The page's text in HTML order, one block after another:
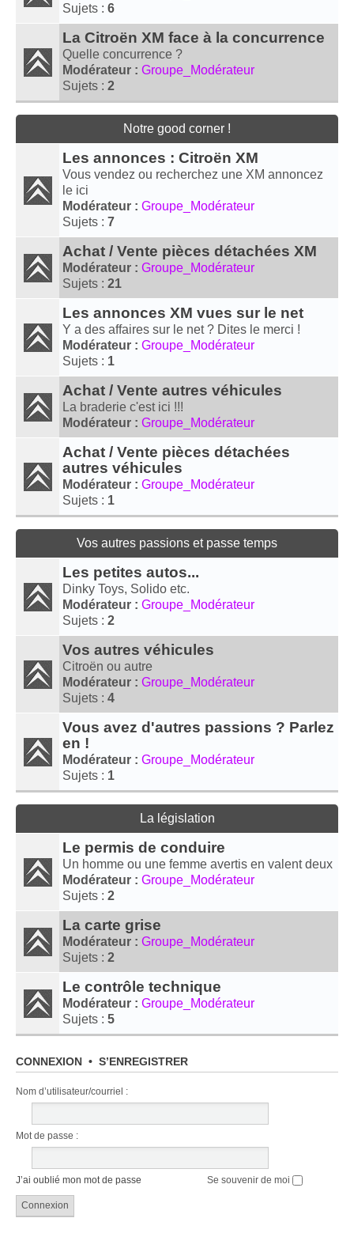
Sujets : 6
La Citroën XM face à la concurrence
Quelle concurrence ?
Modérateur : Groupe_Modérateur
Sujets : 2
Notre good corner !
Les annonces : Citroën XM
Vous vendez ou recherchez une XM annoncez
le ici
Modérateur : Groupe_Modérateur
Sujets : 7
Achat / Vente pièces détachées XM
Modérateur : Groupe_Modérateur
Sujets : 21
Les annonces XM vues sur le net
Y a des affaires sur le net ? Dites le merci !
Modérateur : Groupe_Modérateur
Sujets : 1
Achat / Vente autres véhicules
La braderie c'est ici !!!
Modérateur : Groupe_Modérateur
Achat / Vente pièces détachées
autres véhicules
Modérateur : Groupe_Modérateur
Sujets : 1
Vos autres passions et passe temps
Les petites autos...
Dinky Toys, Solido etc.
Modérateur : Groupe_Modérateur
Sujets : 2
Vos autres véhicules
Citroën ou autre
Modérateur : Groupe_Modérateur
Sujets : 4
Vous avez d'autres passions ? Parlez
en !
Modérateur : Groupe_Modérateur
Sujets : 1
La législation
Le permis de conduire
Un homme ou une femme avertis en valent deux
Modérateur : Groupe_Modérateur
Sujets : 2
La carte grise
Modérateur : Groupe_Modérateur
Sujets : 2
Le contrôle technique
Modérateur : Groupe_Modérateur
Sujets : 5
CONNEXION • S’ENREGISTRER
Nom d’utilisateur/​courriel :
Mot de passe :
J’ai oublié mon mot de passe Se souvenir de moi